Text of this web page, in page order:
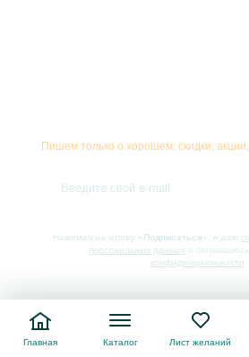
Пишем только о хорошем: скидки,
Нажимая на кнопку «Подписаться» , я даю
персональных данных и
конфиденциальности
Главная Каталог Лист желаний